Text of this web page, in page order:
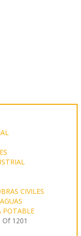
CIVILES
POTABLE
Of 1201